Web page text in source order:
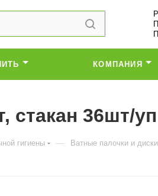
КОМПАНИЯ
стакан 36шт/уп
гигиены — Ватные палочки и диски